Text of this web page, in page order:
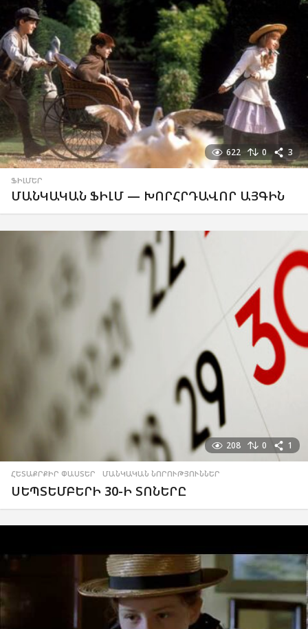
622 0 3
ՖԻԼՄԵՐ
ՄԱՆԿԱԿԱՆ ՖԻԼՄ — ԽՈՐՀՐԴԱՎՈՐ ԱՅԳԻՆ
208 0 1
ՀԵՏԱՔՐՔԻՐ ՓԱՍՏԵՐ ,ՄԱՆԿԱԿԱՆ ՆՈՐՈՒԹՅՈՒՆՆԵՐ
ՍԵՊՏԵՄԲԵՐԻ 30-Ի ՏՈՆԵՐԸ